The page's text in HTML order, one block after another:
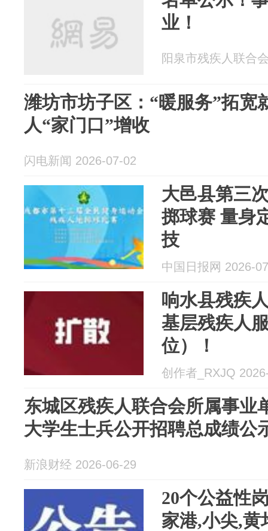
业！
阳泉市残疾人联合
潍坊市坊子区：“暖服务”拓宽
人“家门口”增收
闪电新闻 2026-07-02
大邑县第三
掷球赛 量身
技
中国日报网 2026-
响水县残疾
基层残疾人
位）！
创作者_RXJQ
东城区残疾人联合会所属事业
大学生士兵公开招聘总成绩公
新浪财经 2026-06-29
20个公益性
家港,小尖,黄